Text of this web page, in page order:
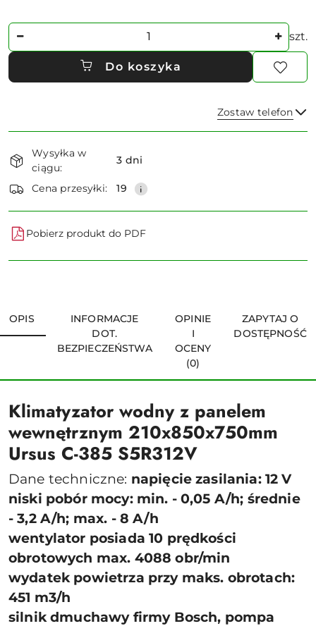
Ilość szt.
Do koszyka
Zostaw telefon
Dostępność
i
dostawa
Wysyłka w
ciągu:
3 dni
Cena przesyłki: 19
Pobierz produkt do PDF
OPIS
INFORMACJE
DOT.
BEZPIECZEŃSTWA
OPINIE
I
OCENY
(0)
ZAPYTAJ O
DOSTĘPNOŚĆ
Klimatyzator wodny z panelem
wewnętrznym 210x850x750mm
Ursus C-385 S5R312V
Dane techniczne: napięcie zasilania: 12 V
niski pobór mocy: min. - 0,05 A/h; średnie
- 3,2 A/h; max. - 8 A/h
wentylator posiada 10 prędkości
obrotowych max. 4088 obr/min
wydatek powietrza przy maks. obrotach:
451 m3/h
silnik dmuchawy firmy Bosch, pompa